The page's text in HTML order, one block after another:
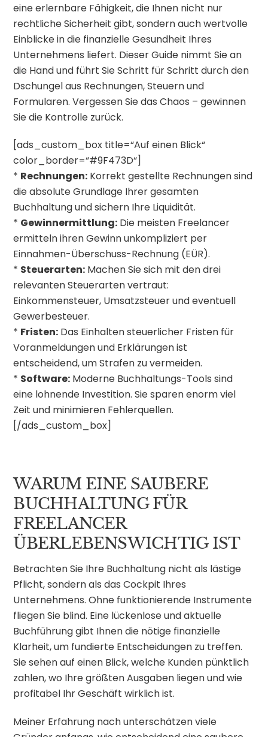
eine erlernbare Fähigkeit, die Ihnen nicht nur
rechtliche Sicherheit gibt, sondern auch wertvolle
Einblicke in die finanzielle Gesundheit Ihres
Unternehmens liefert. Dieser Guide nimmt Sie an
die Hand und führt Sie Schritt für Schritt durch den
Dschungel aus Rechnungen, Steuern und
Formularen. Vergessen Sie das Chaos – gewinnen
Sie die Kontrolle zurück.
[ads_custom_box title=“Auf einen Blick“
color_border=“#9F473D“]
* Rechnungen: Korrekt gestellte Rechnungen sind
die absolute Grundlage Ihrer gesamten
Buchhaltung und sichern Ihre Liquidität.
* Gewinnermittlung: Die meisten Freelancer
ermitteln ihren Gewinn unkompliziert per
Einnahmen-Überschuss-Rechnung (EÜR).
* Steuerarten: Machen Sie sich mit den drei
relevanten Steuerarten vertraut:
Einkommensteuer, Umsatzsteuer und eventuell
Gewerbesteuer.
* Fristen: Das Einhalten steuerlicher Fristen für
Voranmeldungen und Erklärungen ist
entscheidend, um Strafen zu vermeiden.
* Software: Moderne Buchhaltungs-Tools sind
eine lohnende Investition. Sie sparen enorm viel
Zeit und minimieren Fehlerquellen.
[/ads_custom_box]
WARUM EINE SAUBERE
BUCHHALTUNG FÜR
FREELANCER
ÜBERLEBENSWICHTIG IST
Betrachten Sie Ihre Buchhaltung nicht als lästige
Pflicht, sondern als das Cockpit Ihres
Unternehmens. Ohne funktionierende Instrumente
fliegen Sie blind. Eine lückenlose und aktuelle
Buchführung gibt Ihnen die nötige finanzielle
Klarheit, um fundierte Entscheidungen zu treffen.
Sie sehen auf einen Blick, welche Kunden pünktlich
zahlen, wo Ihre größten Ausgaben liegen und wie
profitabel Ihr Geschäft wirklich ist.
Meiner Erfahrung nach unterschätzen viele